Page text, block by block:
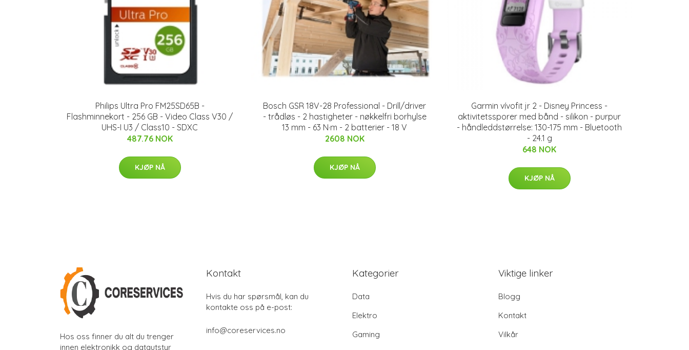
Philips Ultra Pro FM25SD65B -
Flashminnekort - 256 GB - Video Class V30 /
UHS-I U3 / Class10 - SDXC
487.76 NOK
KJØP NÅ
Bosch GSR 18V-28 Professional - Drill/driver
- trådløs - 2 hastigheter - nøkkelfri borhylse
13 mm - 63 N·m - 2 batterier - 18 V
2608 NOK
KJØP NÅ
Garmin vívofit jr 2 - Disney Princess -
aktivitetssporer med bånd - silikon - purpur
- håndleddstørrelse: 130-175 mm - Bluetooth
- 24.1 g
648 NOK
KJØP NÅ
Hos oss finner du alt du trenger
innen elektronikk og datautstyr
Kontakt
Hvis du har spørsmål, kan du
kontakte oss på e-post:
info@coreservices.no
Kategorier
Data
Elektro
Gaming
Viktige linker
Blogg
Kontakt
Vilkår